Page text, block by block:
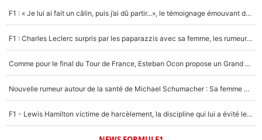
F1 : « Je lui ai fait un câlin, puis j’ai dû partir...», le témoignage émouvant de Max Verstappen sur sa fille
F1 : Charles Leclerc surpris par les paparazzis avec sa femme, les rumeurs étaient vraies !
Comme pour le final du Tour de France, Esteban Ocon propose un Grand Prix de Formule 1 à Paris : «Autour de l’Arc de Triomphe, ce serait génial» !
Nouvelle rumeur autour de la santé de Michael Schumacher : Sa femme Corinna sort du silence
F1 - Lewis Hamilton victime de harcèlement, la discipline qui lui a évité le pire : «J'aurais probablement mal tourné»